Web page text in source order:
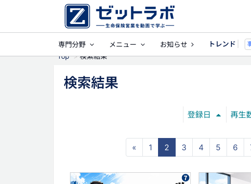
専門分野 メニュー お知らせ トレンド
事業保障 就業不能 死
Top
検索結果
検索結果
登録日 再生
« 1 2 3 4 5 6